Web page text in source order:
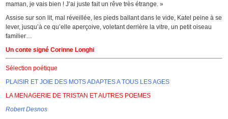
maman, je vais bien ! J’ai juste fait un rêve très étrange. »
Assise sur son lit, mal réveillée, les pieds ballant dans le vide, Katel peine à se
lever, jusqu’à ce qu’elle aperçoive, voletant derrière la vitre, un petit oiseau
familier…
Un conte signé Corinne Longhi
Sélection poétique
PLAISIR ET JOIE DES MOTS ADAPTES A TOUS LES AGES
LA MENAGERIE DE TRISTAN ET AUTRES POEMES
Robert Desnos